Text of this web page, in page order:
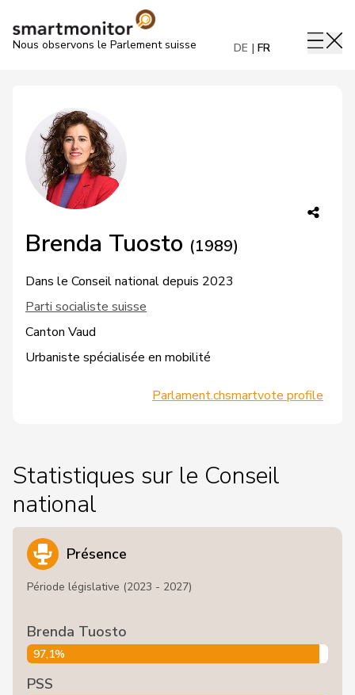
Nous observons le Parlement suisse DE FR
Brenda Tuosto (1989)
Dans le Conseil national depuis 2023
Parti socialiste suisse
Canton Vaud
Urbaniste spécialisée en mobilité
Parlament.chsmartvote profile
Statistiques sur le Conseil
national
Présence
Période législative (2023 - 2027)
Brenda Tuosto
97,1%
PSS